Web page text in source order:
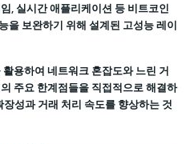
, 실시간 애플리케이션 등 비트코인
을 보완하기 위해 설계된 고성능 레이
용하여 네트워크 혼잡도와 느린 거
주요 한계점들을 직접적으로 해결하
성과 거래 처리 속도를 향상하는 것